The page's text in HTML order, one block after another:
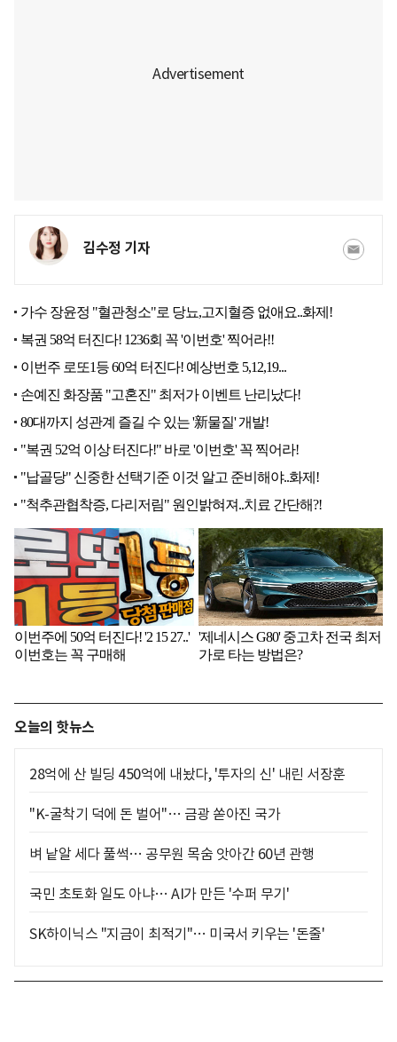
김수정 기자
오늘의 핫뉴스
28억에 산 빌딩 450억에 내놨다, '투자의 신' 내린 서장훈
"K-굴착기 덕에 돈 벌어"… 금광 쏟아진 국가
벼 낱알 세다 풀썩… 공무원 목숨 앗아간 60년 관행
국민 초토화 일도 아냐… AI가 만든 '수퍼 무기'
SK하이닉스 "지금이 최적기"… 미국서 키우는 '돈줄'